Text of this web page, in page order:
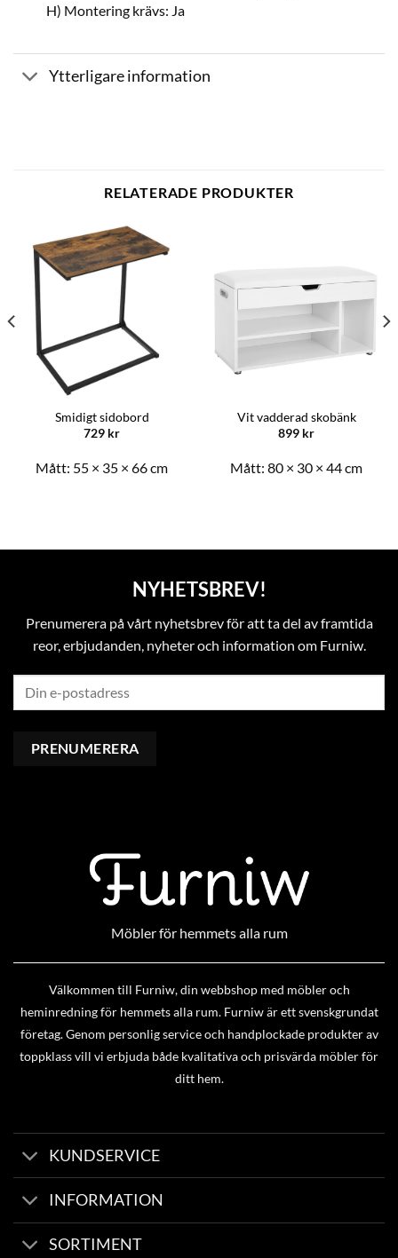
H) Montering krävs: Ja
Ytterligare information
RELATERADE PRODUKTER
Smidigt sidobord
729 kr
Mått: 55 × 35 × 66 cm
Vit vadderad skobänk
899 kr
Mått: 80 × 30 × 44 cm
NYHETSBREV!
Prenumerera på vårt nyhetsbrev för att ta del av framtida
reor, erbjudanden, nyheter och information om Furniw.
Möbler för hemmets alla rum
Välkommen till Furniw, din webbshop med möbler och
heminredning för hemmets alla rum. Furniw är ett svenskgrundat
företag. Genom personlig service och handplockade produkter av
toppklass vill vi erbjuda både kvalitativa och prisvärda möbler för
ditt hem.
KUNDSERVICE
INFORMATION
SORTIMENT